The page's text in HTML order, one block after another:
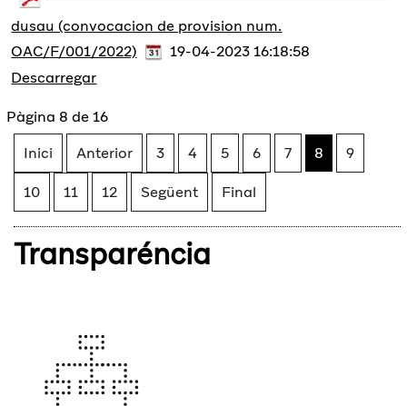
dusau (convocacion de provision num.
OAC/F/001/2022)
19-04-2023 16:18:58
Descarregar
Pàgina 8 de 16
Inici
Anterior 3 4 5 6 7 8 9
10 11 12 Següent Final
Transparéncia